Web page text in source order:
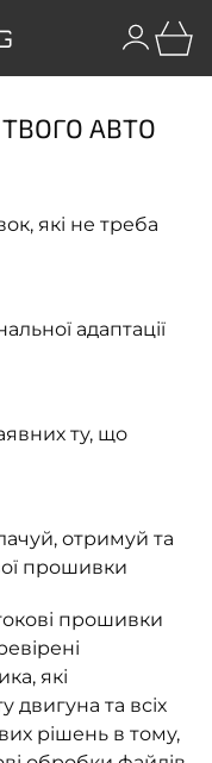
АВТО
які не треба
адаптації
ту, що
отримуй та
прошивки
прошивки
які
двигуна та всіх
рішень в тому,